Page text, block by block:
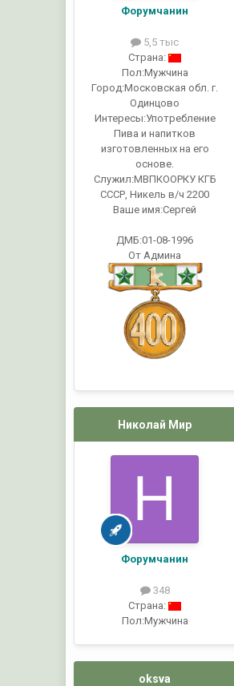
Форумчанин
5,5 тыс
Страна:
Пол:Мужчина
Город:Московская обл. г.
Одинцово
Интересы:Употребление
Пива и напитков
изготовленных на его
основе.
Служил:МВПКООРКУ КГБ
СССР, Никель в/ч 2200
Ваше имя:Сергей
ДМБ:01-08-1996
От Админа
Николай Мир
Форумчанин
348
Страна:
Пол:Мужчина
oksva